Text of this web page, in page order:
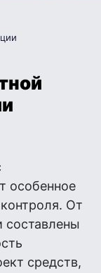
особенное
От
составлены
средств,